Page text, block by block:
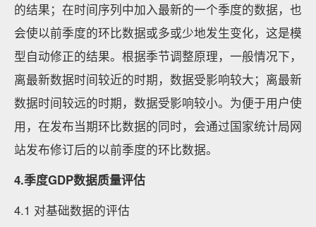
的结果；在时间序列中加入最新的一个季度的数据，也
会使以前季度的环比数据或多或少地发生变化，这是模
型自动修正的结果。根据季节调整原理，一般情况下，
离最新数据时间较近的时期，数据受影响较大；离最新
数据时间较远的时期，数据受影响较小。为便于用户使
用，在发布当期环比数据的同时，会通过国家统计局网
站发布修订后的以前季度的环比数据。
4.季度GDP数据质量评估
4.1 对基础数据的评估